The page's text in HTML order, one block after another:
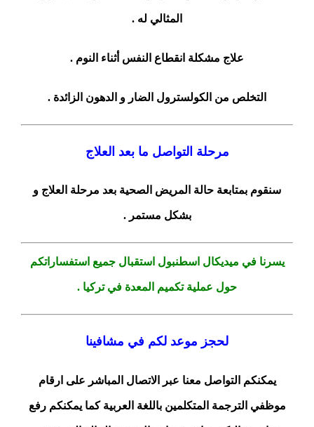
المثالي له .
علاج مشكلة انقطاع النفس أثناء النوم .
التخلص من الكولسترول الضار و الدهون الزائدة .
مرحلة التواصل ما بعد العلاج
سنقوم بمتابعة حالة المريض الصحية بعد مرحلة العلاج و
بشكل مستمر .
يسرنا في ميديكال اسطنبول استقبال جميع استفساراتكم
حول عملية تكميم المعدة في تركيا .
لحجز موعد لكم في مشافينا
يمكنكم التواصل معنا عبر الاتصال المباشر على ارقام
موظفي الترجمة المتكلمين باللغة العربية كما يمكنكم رفع